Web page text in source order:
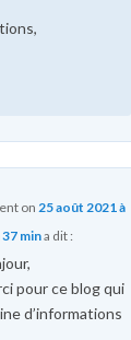
on 25 août 2021 à
37 mina dit :
pour ce blog qui
d’informations